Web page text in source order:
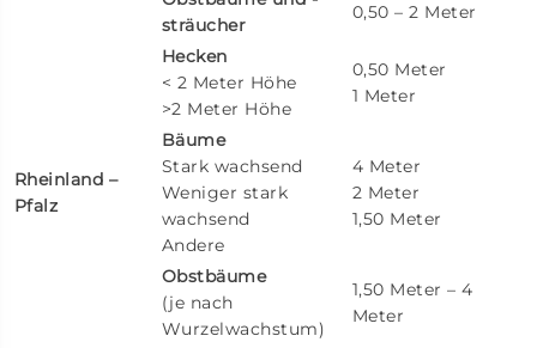
sträucher
0,50 – 2 Meter
Hecken
< 2 Meter Höhe
>2 Meter Höhe
0,50 Meter
1 Meter
Rheinland –
Pfalz
Bäume
Stark wachsend
Weniger stark
wachsend
Andere
4 Meter
2 Meter
1,50 Meter
Obstbäume
(je nach
Wurzelwachstum)
1,50 Meter – 4
Meter